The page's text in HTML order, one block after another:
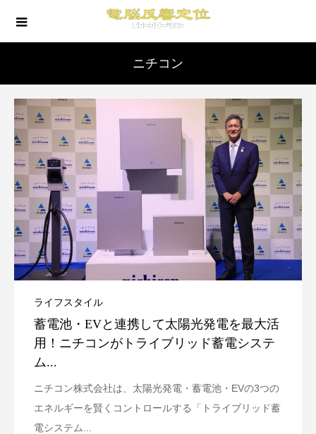
ニチコン
ライフスタイル
蓄電池・EVと連携して太陽光発電を最大活
用！ニチコンがトライブリッド蓄電システ
ム...
ニチコン株式会社は、太陽光発電・蓄電池・EVの3つの
エネルギーを賢くコントロールする「トライブリッド蓄
電システム...